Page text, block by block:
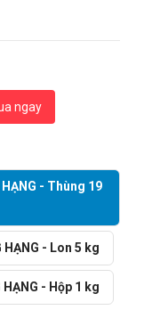
ngay
HẠNG - Thùng 19
HẠNG - Lon 5 kg
HẠNG - Hộp 1 kg